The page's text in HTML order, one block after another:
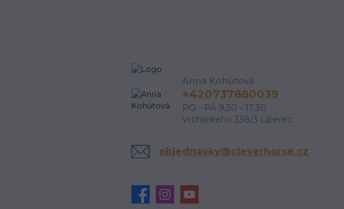
Anna Kohútová
+420737880039
PO - PÁ 9.30 - 17.30
Vrchlického 338/3 Liberec
objednavky@cleverhorse.cz